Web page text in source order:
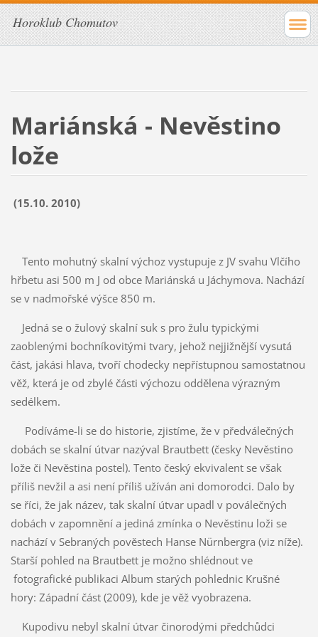
Horoklub Chomutov
Mariánská - Nevěstino
lože
(15.10. 2010)
Tento mohutný skalní výchoz vystupuje z JV svahu Vlčího
hřbetu asi 500 m J od obce Mariánská u Jáchymova. Nachází
se v nadmořské výšce 850 m.
Jedná se o žulový skalní suk s pro žulu typickými
zaoblenými bochníkovitými tvary, jehož nejjižnější vysutá
část, jakási hlava, tvoří chodecky nepřístupnou samostatnou
věž, která je od zbylé části výchozu oddělena výrazným
sedélkem.
Podíváme-li se do historie, zjistíme, že v předválečných
dobách se skalní útvar nazýval Brautbett (česky Nevěstino
lože či Nevěstina postel). Tento český ekvivalent se však
příliš nevžil a asi není příliš užíván ani domorodci. Dalo by
se říci, že jak název, tak skalní útvar upadl v poválečných
dobách v zapomnění a jediná zmínka o Nevěstinu loži se
nachází v Sebraných pověstech Hanse Nürnbergra (viz níže).
Starší pohled na Brautbett je možno shlédnout ve
fotografické publikaci Album starých pohlednic Krušné
hory: Západní část (2009), kde je věž vyobrazena.
Kupodivu nebyl skalní útvar činorodými předchůdci